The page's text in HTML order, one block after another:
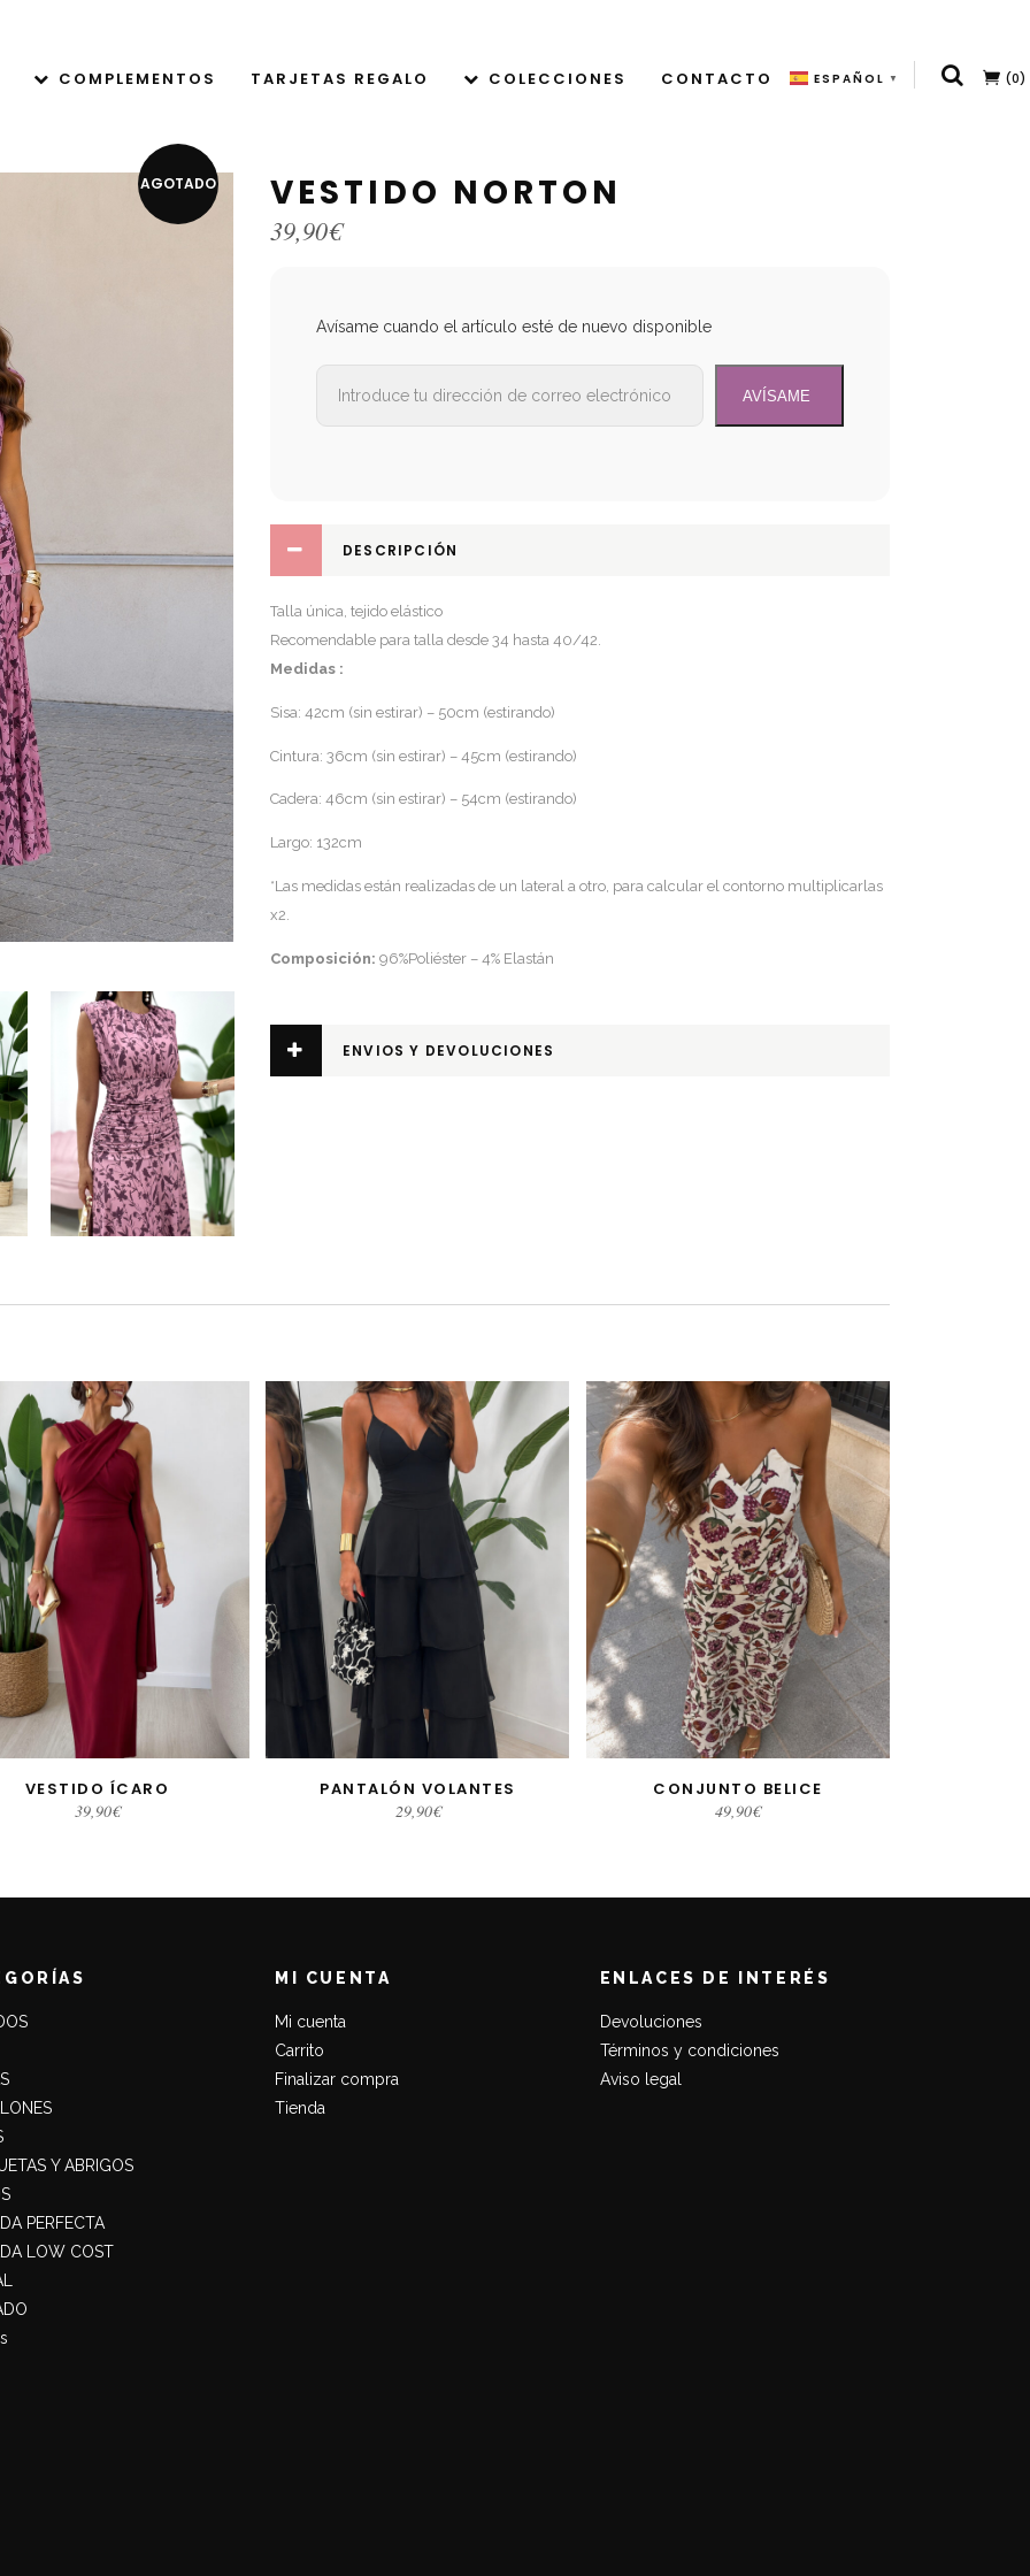
COMPLEMENTOS TARJETAS REGALO COLECCIONES CONTACTO ESPAÑOL ▼ (0)
AGOTADO VESTIDO NORTON
39,90€
Avísame cuando el artículo esté de nuevo disponible
DESCRIPCIÓN
Talla única, tejido elástico
Recomendable para talla desde 34 hasta 40/42.
Medidas :
Sisa: 42cm (sin estirar) – 50cm (estirando)
Cintura: 36cm (sin estirar) – 45cm (estirando)
Cadera: 46cm (sin estirar) – 54cm (estirando)
Largo: 132cm
*Las medidas están realizadas de un lateral a otro, para calcular el contorno multiplicarlas
x2.
Composición: 96%Poliéster – 4% Elastán
ENVIOS Y DEVOLUCIONES
OPCIONES
Este producto tiene múltiples variantes. Las opciones se pueden elegir en la página de producto
VESTIDO ÍCARO
39,90€
SELECCIONAR OPCIONES
Este producto tiene múltiples variantes. Las opciones se pueden elegir en la página de producto
PANTALÓN VOLANTES
29,90€
SELECCIONAR OPCIONES
Este producto tiene múltiples variantes. Las opciones se pueden elegir en la página de producto
CONJUNTO BELICE
49,90€
Y ABRIGOS
PERFECTA
LOW COST
MI CUENTA
Mi cuenta
Carrito
Finalizar compra
Tienda
ENLACES DE INTERÉS
Devoluciones
Términos y condiciones
Aviso legal